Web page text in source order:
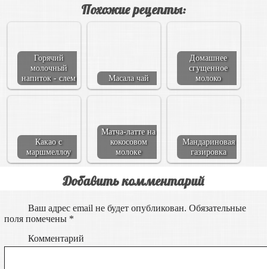
Похожие рецепты:
Горячий
молочный
напиток - слем
Масала чай
Домашнее
сгущенное
молоко
Какао с
маршмеллоу
Матча-латте на
кокосовом
молоке
Мандариновая
газировка
Добавить комментарий
Ваш адрес email не будет опубликован. Обязательные
поля помечены *
Комментарий